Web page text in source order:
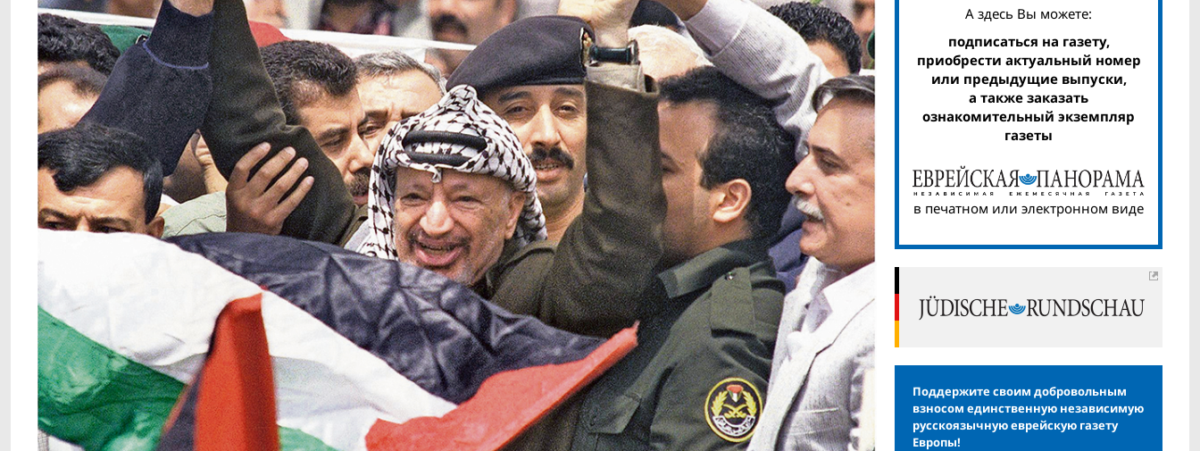
А здесь Вы можете:
подписаться на газету,
приобрести актуальный номер
или предыдущие выпуски,
а также заказать
ознакомительный экземпляр
газеты
в печатном или электронном виде
Поддержите своим добровольным
взносом единственную независимую
русскоязычную еврейскую газету
Европы!